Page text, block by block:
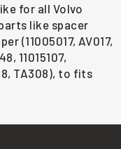
for all Volvo
like spacer
(11005017, AV017,
11015107,
TA308), to fits